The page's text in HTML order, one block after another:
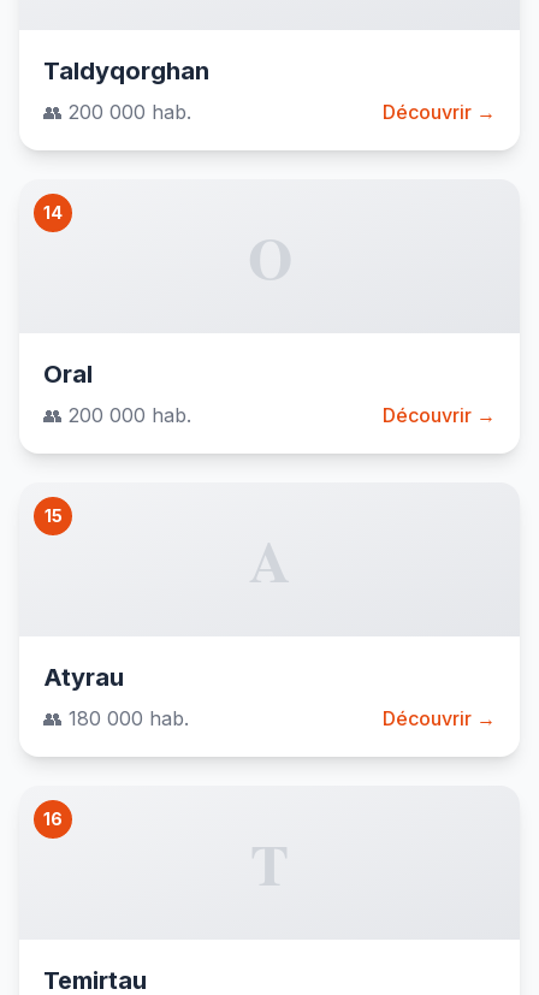
Taldyqorghan
👥 200 000 hab. Découvrir →
14
O
Oral
👥 200 000 hab. Découvrir →
15
A
Atyrau
👥 180 000 hab. Découvrir →
16
T
Temirtau